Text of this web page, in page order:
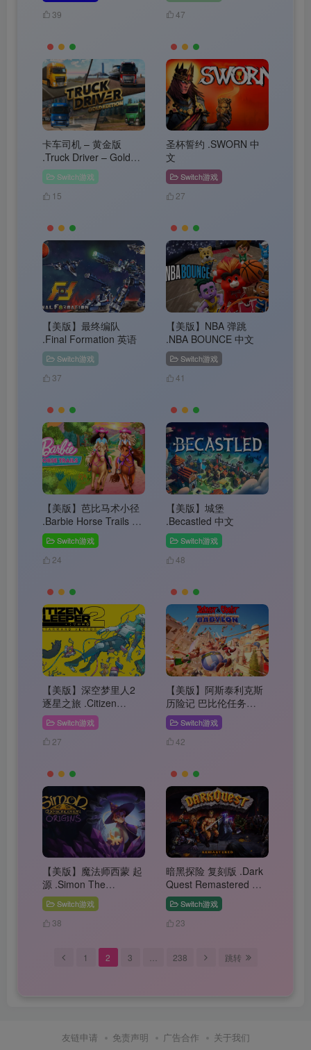
Pilgrimage 日语
39 47
卡车司机 – 黄金版
.Truck Driver – Gold
Edition 中文
Switch游戏
15
圣杯誓约 .SWORN 中
文
Switch游戏
27
【美版】最终编队
.Final Formation 英语
Switch游戏
37
【美版】NBA 弹跳
.NBA BOUNCE 中文
Switch游戏
41
【美版】芭比马术小径
.Barbie Horse Trails 中
文 Switch游戏
24
【美版】城堡
.Becastled 中文
Switch游戏
48
【美版】深空梦里人2
逐星之旅 .Citizen
Sleeper 2 Starward 英
语 Switch游戏
27
【美版】阿斯泰利克斯
历险记 巴比伦任务
.Asterix & Obelix –
Mission Babylon 英语
Switch游戏
42
【美版】魔法师西蒙 起
源 .Simon The
Sorcerer Origins 中文
Switch游戏
38
暗黑探险 复刻版 .Dark
Quest Remastered 中
文 Switch游戏
23
1 2 3 … 238 跳转
友链申请 免责声明 广告合作 关于我们